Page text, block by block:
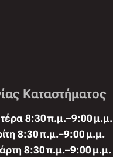
Καταστήματος
8:30 π.μ.–9:00 μ.μ.
8:30 π.μ.–9:00 μ.μ.
8:30 π.μ.–9:00 μ.μ.